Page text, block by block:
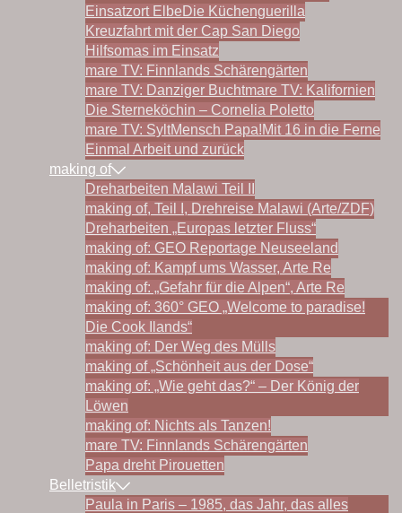
Einsatzort Elbe Die Küchenguerilla
Kreuzfahrt mit der Cap San Diego
Hilfsomas im Einsatz
mare TV: Finnlands Schärengärten
mare TV: Danziger Buchtmare TV: Kalifornien
Die Sterneköchin – Cornelia Poletto
mare TV: SyltMensch Papa!Mit 16 in die Ferne
Einmal Arbeit und zurück
making of
Dreharbeiten Malawi Teil II
making of, Teil I, Drehreise Malawi (Arte/ZDF)
Dreharbeiten „Europas letzter Fluss“
making of: GEO Reportage Neuseeland
making of: Kampf ums Wasser, Arte Re
making of: „Gefahr für die Alpen“, Arte Re
making of: 360° GEO „Welcome to paradise!
Die Cook Ilands“
making of: Der Weg des Mülls
making of „Schönheit aus der Dose“
making of: „Wie geht das?“ – Der König der
Löwen
making of: Nichts als Tanzen!
mare TV: Finnlands Schärengärten
Papa dreht Pirouetten
Belletristik
Paula in Paris – 1985, das Jahr, das alles